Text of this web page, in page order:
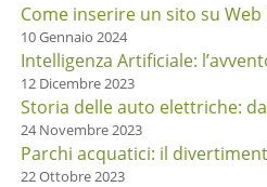
Come inserire un sito su
10 Gennaio 2024
Intelligenza Artificiale:
12 Dicembre 2023
Storia delle auto elettriche:
24 Novembre 2023
Parchi acquatici: il
22 Ottobre 2023